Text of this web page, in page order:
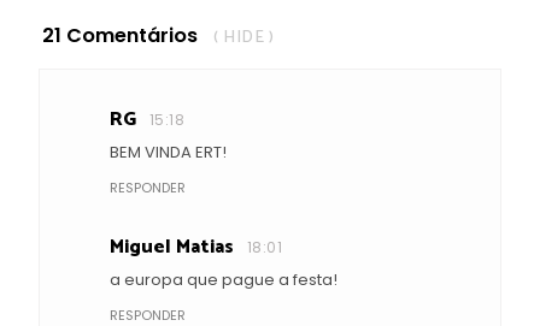
21 Comentários ( HIDE )
RG 15:18
BEM VINDA ERT!
RESPONDER
Miguel Matias 18:01
a europa que pague a festa!
RESPONDER